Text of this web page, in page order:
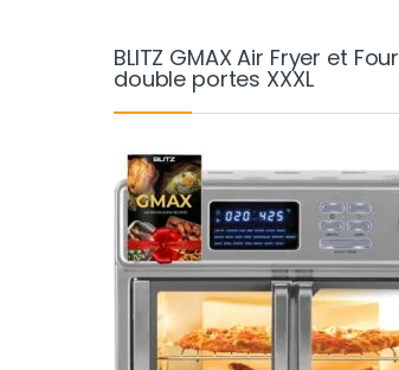
BLITZ GMAX Air Fryer et Four
double portes XXXL